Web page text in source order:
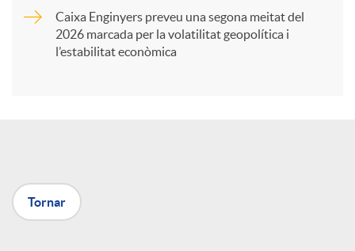
X
Caixa Enginyers preveu una segona meitat del
2026 marcada per la volatilitat geopolítica i
l’estabilitat econòmica
Tornar